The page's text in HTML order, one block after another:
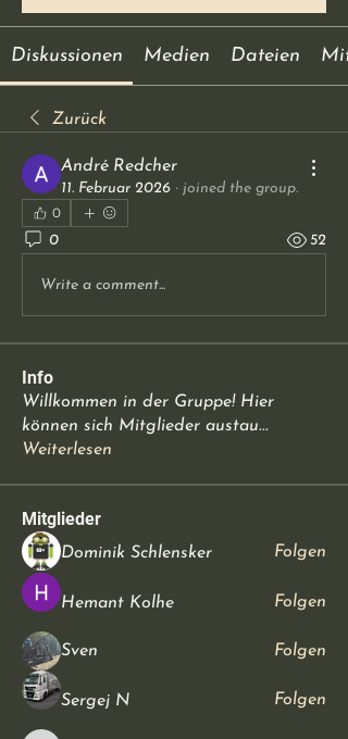
Diskussionen Medien Dateien
Zurück
André Redcher
11. Februar 2026 · joined the group.
0
0
52
Write a comment...
Info
Willkommen in der Gruppe! Hier
können sich Mitglieder austau...
Weiterlesen
Mitglieder
Dominik Schlensker Folgen
Hemant Kolhe Folgen
Sven Folgen
Sergej N Folgen